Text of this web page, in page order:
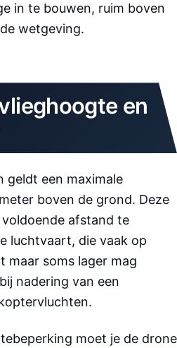
in te bouwen, ruim boven
wetgeving.
en
geldt een maximale
boven de grond. Deze
afstand te
luchtvaart, die vaak op
maar soms lager mag
nadering van een
moet je de drone